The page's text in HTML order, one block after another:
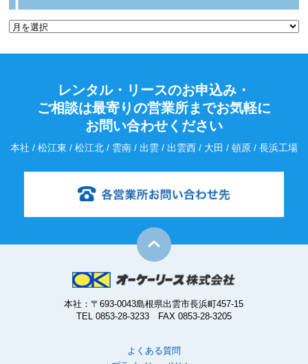
レンタル・リースのお申込み・
ご相談は最寄りの営業所までお気軽に
お問い合わせください
本社 / 松江東 / 松江北 / 雲南 / 出雲 / 出雲西 / 大田 / 頓原 / 長浜工場
本社：〒693-0043島根県出雲市長浜町457-15
TEL 0853-28-3233 FAX 0853-28-3205
よくある質問